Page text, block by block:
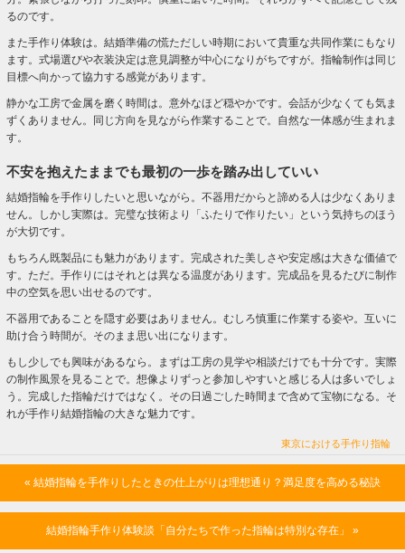
るのです。
また手作り体験は。結婚準備の慌ただしい時期において貴重な共同作業にもなり
ます。式場選びや衣装決定は意見調整が中心になりがちですが。指輪制作は同じ
目標へ向かって協力する感覚があります。
静かな工房で金属を磨く時間は。意外なほど穏やかです。会話が少なくても気ま
ずくありません。同じ方向を見ながら作業することで。自然な一体感が生まれま
す。
不安を抱えたままでも最初の一歩を踏み出していい
結婚指輪を手作りしたいと思いながら。不器用だからと諦める人は少なくありま
せん。しかし実際は。完璧な技術より「ふたりで作りたい」という気持ちのほう
が大切です。
もちろん既製品にも魅力があります。完成された美しさや安定感は大きな価値で
す。ただ。手作りにはそれとは異なる温度があります。完成品を見るたびに制作
中の空気を思い出せるのです。
不器用であることを隠す必要はありません。むしろ慎重に作業する姿や。互いに
助け合う時間が。そのまま思い出になります。
もし少しでも興味があるなら。まずは工房の見学や相談だけでも十分です。実際
の制作風景を見ることで。想像よりずっと参加しやすいと感じる人は多いでしょ
う。完成した指輪だけではなく。その日過ごした時間まで含めて宝物になる。そ
れが手作り結婚指輪の大きな魅力です。
東京における手作り指輪
« 結婚指輪を手作りしたときの仕上がりは理想通り？満足度を高める秘訣
結婚指輪手作り体験談「自分たちで作った指輪は特別な存在」 »